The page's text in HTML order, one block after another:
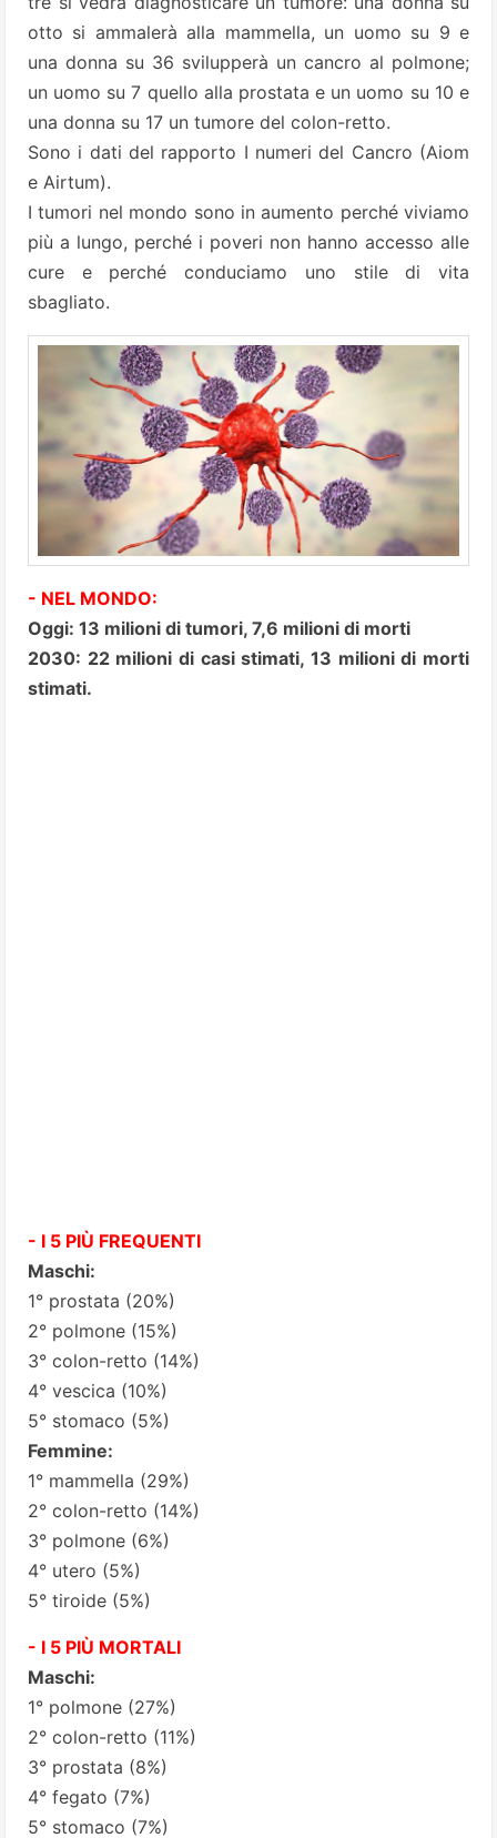
otto si ammalerà alla mammella, un uomo su 9 e
una donna su 36 svilupperà un cancro al polmone;
un uomo su 7 quello alla prostata e un uomo su 10 e
una donna su 17 un tumore del colon-retto.
Sono i dati del rapporto I numeri del Cancro (Aiom
e Airtum).
I tumori nel mondo sono in aumento perché viviamo
più a lungo, perché i poveri non hanno accesso alle
cure e perché conduciamo uno stile di vita
sbagliato.
- NEL MONDO:
Oggi: 13 milioni di tumori, 7,6 milioni di morti
2030: 22 milioni di casi stimati, 13 milioni di morti
stimati.
- I 5 PIÙ FREQUENTI
Maschi:
1° prostata (20%)
2° polmone (15%)
3° colon-retto (14%)
4° vescica (10%)
5° stomaco (5%)
Femmine:
1° mammella (29%)
2° colon-retto (14%)
3° polmone (6%)
4° utero (5%)
5° tiroide (5%)
- I 5 PIÙ MORTALI
Maschi:
1° polmone (27%)
2° colon-retto (11%)
3° prostata (8%)
4° fegato (7%)
5° stomaco (7%)